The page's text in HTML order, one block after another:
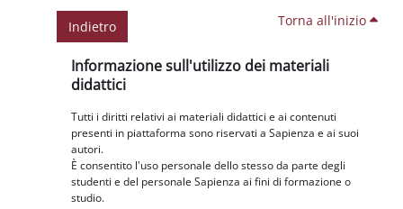
Indietro Torna all'inizio
Blocchi
Informazione sull'utilizzo dei materiali
didattici
Tutti i diritti relativi ai materiali didattici e ai contenuti
presenti in piattaforma sono riservati a Sapienza e ai suoi
autori.
È consentito l'uso personale dello stesso da parte degli
studenti e del personale Sapienza ai fini di formazione o
studio.